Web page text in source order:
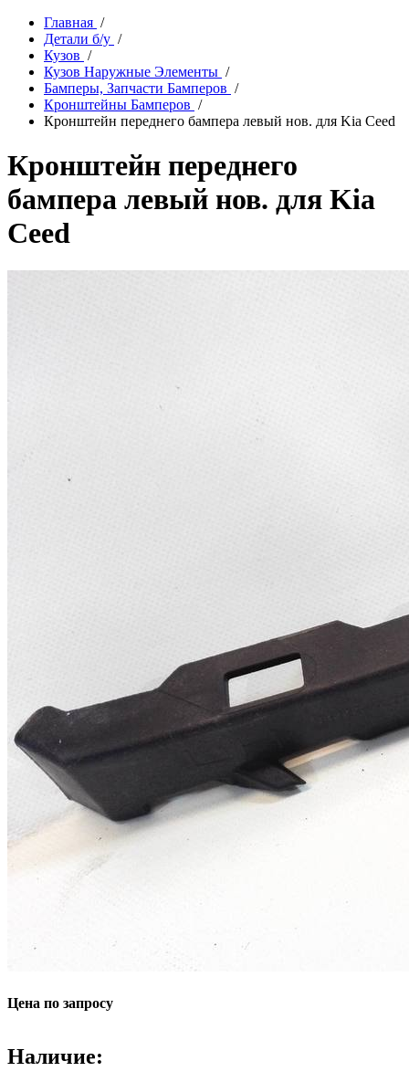
Главная /
Детали б/у /
Кузов /
Кузов Наружные Элементы /
Бамперы, Запчасти Бамперов /
Кронштейны Бамперов /
Кронштейн переднего бампера левый нов. для Kia Ceed
Кронштейн переднего
бампера левый нов. для Kia
Ceed
Цена по запросу
Наличие: